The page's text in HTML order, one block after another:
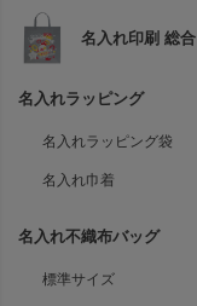
名入れ印刷 総合
名入れラッピング
名入れラッピング袋
名入れ巾着
名入れ不織布バッグ
標準サイズ